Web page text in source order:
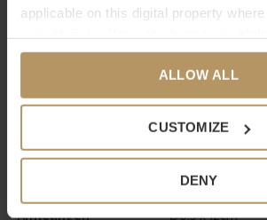
applicable on this digital property
any time from the Cookie Declaration
the Privacy trigger icon.
If you allow, we would also like to:
Identify your device by actively
ALLOW ALL
CUSTOMIZE
DENY
contact op met onzeklantenservice
telefoon). Natuurlijk kunt u ookdirect
Merk
Decor Walther
Rocks
Afmetingen
Ø6,5 x 12cm